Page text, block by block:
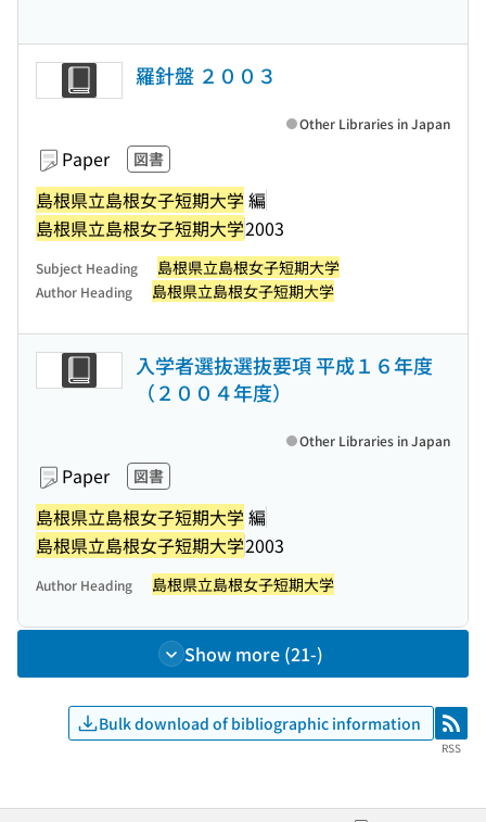
羅針盤 ２００３
Paper 図書
島根県立島根女子短期大学 編
島根県立島根女子短期大学2003
Other Libraries in Japan
Subject Heading 島根県立島根女子短期大学
Author Heading 島根県立島根女子短期大学
入学者選抜選抜要項 平成１６年度
（２００４年度）
Paper 図書
島根県立島根女子短期大学 編
島根県立島根女子短期大学2003
Other Libraries in Japan
Author Heading 島根県立島根女子短期大学
Show more (21-)
Bulk download of bibliographic information RSS
RSS